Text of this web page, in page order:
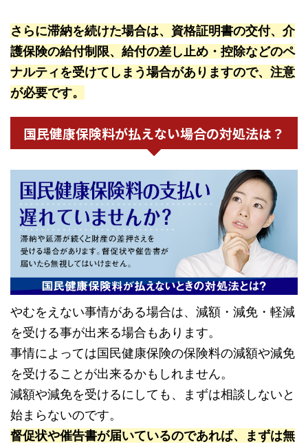
さらに滞納を続けた場合は、資格証明書の交付、介
護保険の給付制限、給付の差し止め・控除などのペ
ナルティを受けてしまう場合がありますので、注意
が必要です。
国民健康保険料が払えない場合の対処法は？
やむをえない事情がある場合は、減額・減免・軽減
を受ける事が出来る場合もあります。
事情によっては国民健康保険の保険料の減額や減免
を受けることが出来るかもしれません。
減額や減免を受けるにしても、まずは相談しないと
始まらないのです。
督促状や催告書が届いているのであれば、まずは無